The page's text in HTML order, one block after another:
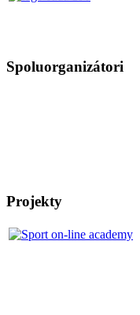
Spoluorganizátori
Projekty